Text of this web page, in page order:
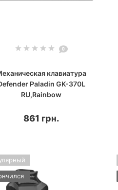
0
клавиатура
Paladin GK-370L
RU,Rainbow
861 грн.